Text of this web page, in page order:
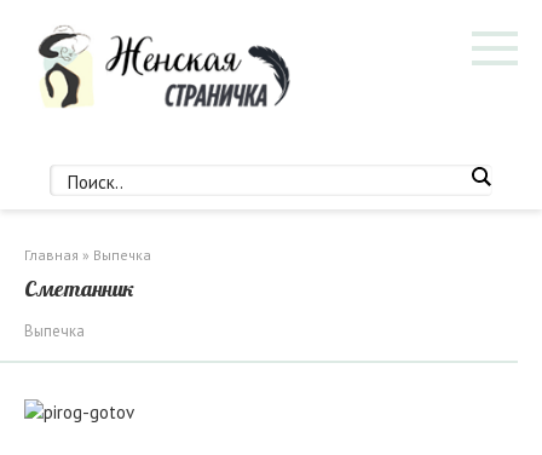
контенту
Главная » Выпечка
Сметанник
Выпечка